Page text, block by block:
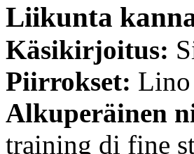
Liikunta
Käsikirjoitus:
Piirrokset:
Alkuperäinen
training di fine